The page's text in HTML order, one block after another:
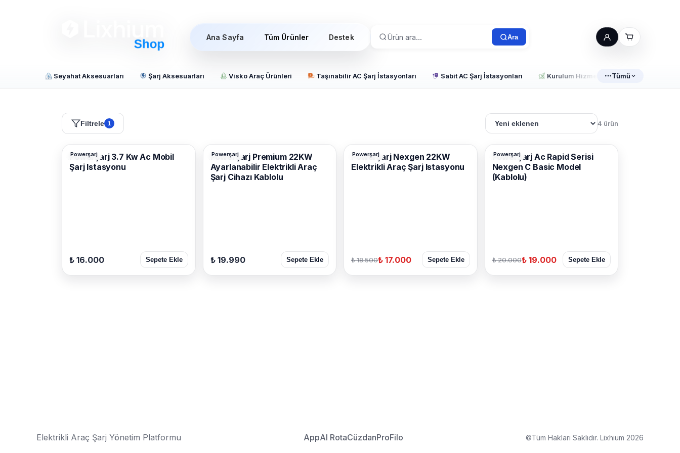
Ana Sayfa Tüm Ürünler Destek Ara
Seyahat Aksesuarları Şarj Aksesuarları Visko Araç Ürünleri Taşınabilir AC Şarj İstasyonları Sabit AC Şarj İstasyonları Kurulum Hizmetleri Tümü
Filtrele 1 4 ürün
Powerşarj
Powerşarj 3.7 Kw Ac Mobil
Şarj Istasyonu
₺ 16.000 Sepete Ekle
Powerşarj
Powerşarj Premium 22KW
Ayarlanabilir Elektrikli Araç
Şarj Cihazı Kablolu
₺ 19.990 Sepete Ekle
Powerşarj
Powerşarj Nexgen 22KW
Elektrikli Araç Şarj Istasyonu
₺ 18.500₺ 17.000 Sepete Ekle
Powerşarj
Powerşarj Ac Rapid Serisi
Nexgen C Basic Model
(Kablolu)
₺ 20.000₺ 19.000 Sepete Ekle
Elektrikli Araç Şarj Yönetim Platformu AppAI RotaCüzdanProFilo ©Tüm Hakları Saklıdır. Lixhium 2026